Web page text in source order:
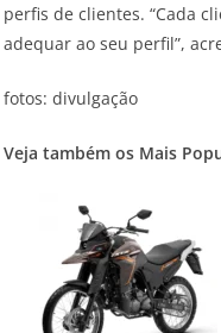
perfis de clientes. “Cada
adequar ao seu perfil”,
fotos: divulgação
Veja também os Mais